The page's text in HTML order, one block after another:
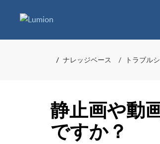
ナレッジベース トラブル
静止画や動
ですか？